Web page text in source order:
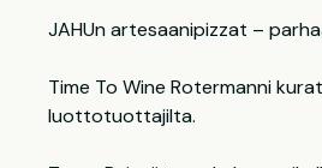
JAHUn artesaanipizzat –
Time To Wine Rotermanni
luottotuottajilta.